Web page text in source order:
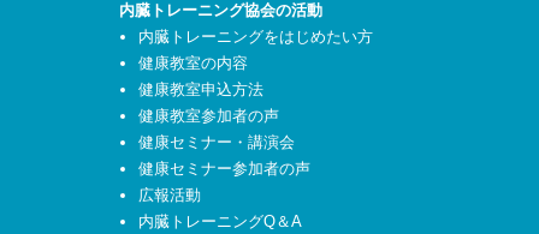
内臓トレーニング協会の活動
内臓トレーニングをはじめたい方
健康教室の内容
健康教室申込方法
健康教室参加者の声
健康セミナー・講演会
健康セミナー参加者の声
広報活動
内臓トレーニングQ＆A